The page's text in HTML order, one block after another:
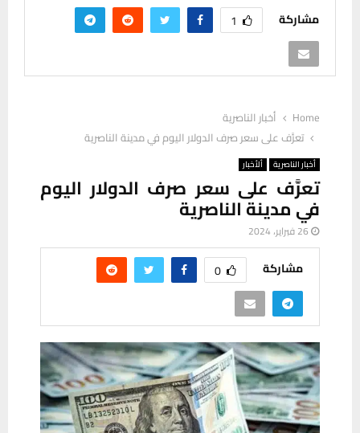
مشاركة 1
Home
أخبار الناصرية
تعرَّف على سعر صرف الدولار اليوم في مدينة الناصرية
أخبار الناصرية ألأخبار
تعرَّف على سعر صرف الدولار اليوم
في مدينة الناصرية
26 فبراير، 2024
مشاركة 0